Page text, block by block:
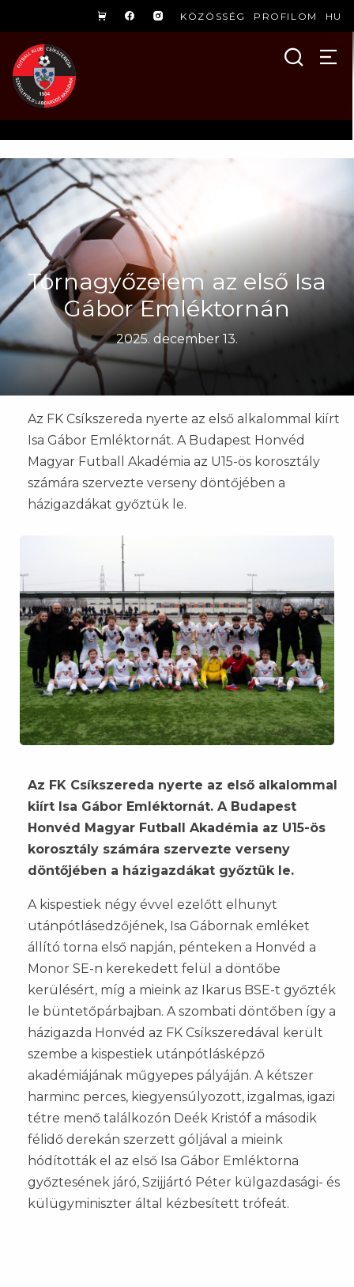
KÖZÖSSÉG PROFILOM HU
Tornagyőzelem az első Isa
Gábor Emléktornán
2025. december 13.
Az FK Csíkszereda nyerte az első alkalommal kiírt
Isa Gábor Emléktornát. A Budapest Honvéd
Magyar Futball Akadémia az U15-ös korosztály
számára szervezte verseny döntőjében a
házigazdákat győztük le.
Az FK Csíkszereda nyerte az első alkalommal
kiírt Isa Gábor Emléktornát. A Budapest
Honvéd Magyar Futball Akadémia az U15-ös
korosztály számára szervezte verseny
döntőjében a házigazdákat győztük le.
A kispestiek négy évvel ezelőtt elhunyt
utánpótlásedzőjének, Isa Gábornak emléket
állító torna első napján, pénteken a Honvéd a
Monor SE-n kerekedett felül a döntőbe
kerülésért, míg a mieink az Ikarus BSE-t győzték
le büntetőpárbajban. A szombati döntőben így a
házigazda Honvéd az FK Csíkszeredával került
szembe a kispestiek utánpótlásképző
akadémiájának műgyepes pályáján. A kétszer
harminc perces, kiegyensúlyozott, izgalmas, igazi
tétre menő találkozón Deék Kristóf a második
félidő derekán szerzett góljával a mieink
hódították el az első Isa Gábor Emléktorna
győztesének járó, Szijjártó Péter külgazdasági- és
külügyminiszter által kézbesített trófeát.